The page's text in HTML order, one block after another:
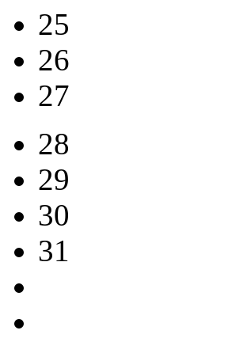
25
26
27
28
29
30
31